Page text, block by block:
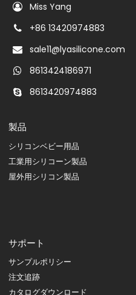
Miss Yang
+86 13420974883
sale11@lyasilicone.com
8613424186971
8613420974883
製品
シリコンベビー用品
工業用シリコーン製品
屋外用シリコン製品
サポート
サンプルポリシー
注文追跡
カタログダウンロード